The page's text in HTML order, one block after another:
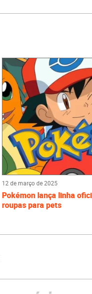
12 de março de 2025
Pokémon lança linha
roupas para pets